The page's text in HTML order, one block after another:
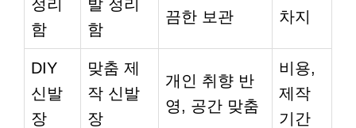
정리
함
발 정리
함
끔한 보관
차지
DIY
신발
장
맞춤 제
작 신발
장
개인 취향 반
영, 공간 맞춤
비용,
제작
기간